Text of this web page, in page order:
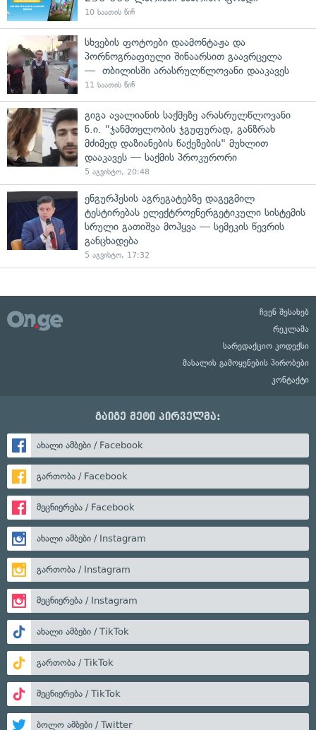
10 საათის წინ
სხვების ფოტოები დაამონტაჟა და
პორნოგრაფიული შინაარსით გაავრცელა
— თბილისში არასრულწლოვანი დააკავეს
11 საათის წინ
გიგა ავალიანის საქმეზე არასრულწლოვანი
ნ.ი. "ჯანმთელობის ჯგუფურად, განზრახ
მძიმედ დაზიანების წაქეზების" მუხლით
დააკავეს — საქმის პროკურორი
5 აგვისტო, 20:48
ენგურჰესის აგრეგატებზე დაგეგმილ
ტესტირებას ელექტროენერგეტიკული სისტემის
სრული გათიშვა მოჰყვა — სემეკის წევრის
განცხადება
5 აგვისტო, 17:32
ჩვენ შესახებ
რეკლამა
სარედაქციო კოდექსი
მასალის გამოყენების პირობები
კონტაქტი
გაიგე მეტი პირველმა:
ახალი ამბები / Facebook
გართობა / Facebook
მეცნიერება / Facebook
ახალი ამბები / Instagram
გართობა / Instagram
მეცნიერება / Instagram
ახალი ამბები / TikTok
გართობა / TikTok
მეცნიერება / TikTok
ბოლო ამბები / Twitter